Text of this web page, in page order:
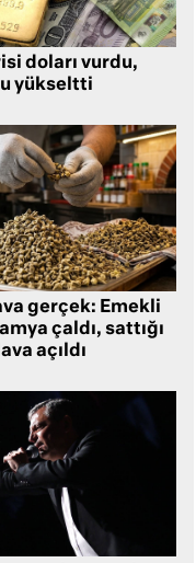
doları vurdu,
yükseltti
gerçek: Emekli
çaldı, sattığı
açıldı